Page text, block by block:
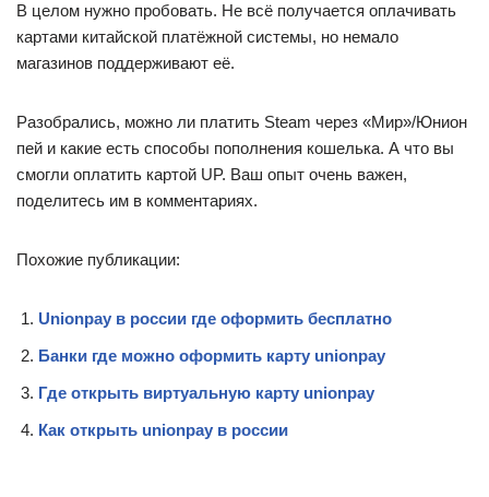
В целом нужно пробовать. Не всё получается оплачивать
картами китайской платёжной системы, но немало
магазинов поддерживают её.
Разобрались, можно ли платить Steam через «Мир»/Юнион
пей и какие есть способы пополнения кошелька. А что вы
смогли оплатить картой UP. Ваш опыт очень важен,
поделитесь им в комментариях.
Похожие публикации:
Unionpay в россии где оформить бесплатно
Банки где можно оформить карту unionpay
Где открыть виртуальную карту unionpay
Как открыть unionpay в россии